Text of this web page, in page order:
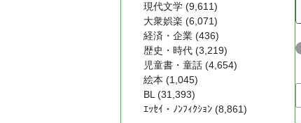
現代文学 (9,611)
大衆娯楽 (6,071)
経済・企業 (436)
歴史・時代 (3,219)
児童書・童話 (4,654)
絵本 (1,045)
BL (31,393)
ｴｯｾｲ・ﾉﾝﾌｨｸｼｮﾝ (8,861)